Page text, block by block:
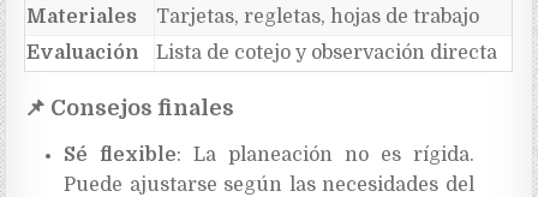
Materiales
Tarjetas, regletas, hojas de trabajo
Evaluación
Lista de cotejo y observación directa
📌 Consejos finales
Sé flexible: La planeación no es rígida.
Puede ajustarse según las necesidades del